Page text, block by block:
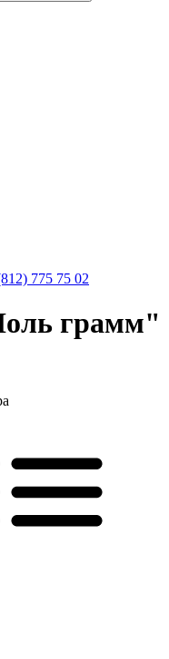
775 75 02
грамм"